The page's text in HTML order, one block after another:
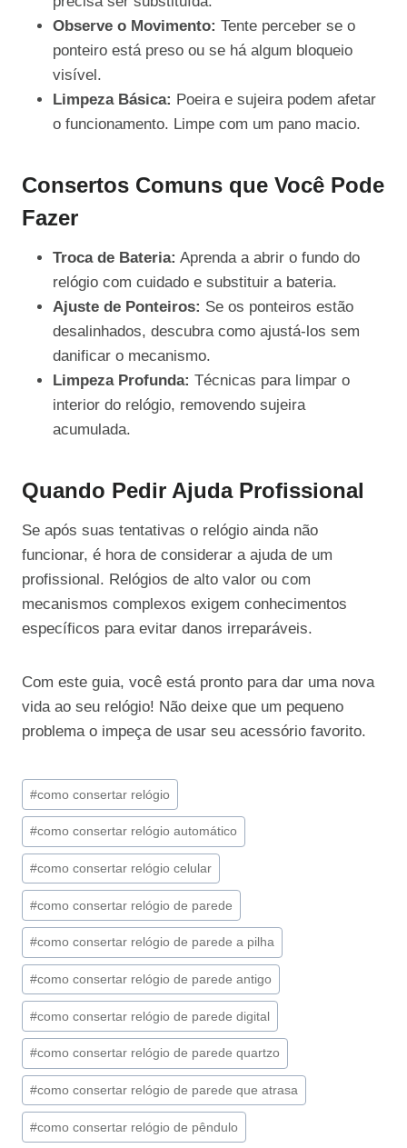
Observe o Movimento: Tente perceber se o
ponteiro está preso ou se há algum bloqueio
visível.
Limpeza Básica: Poeira e sujeira podem afetar
o funcionamento. Limpe com um pano macio.
Consertos Comuns que Você Pode
Fazer
Troca de Bateria: Aprenda a abrir o fundo do
relógio com cuidado e substituir a bateria.
Ajuste de Ponteiros: Se os ponteiros estão
desalinhados, descubra como ajustá-los sem
danificar o mecanismo.
Limpeza Profunda: Técnicas para limpar o
interior do relógio, removendo sujeira
acumulada.
Quando Pedir Ajuda Profissional
Se após suas tentativas o relógio ainda não
funcionar, é hora de considerar a ajuda de um
profissional. Relógios de alto valor ou com
mecanismos complexos exigem conhecimentos
específicos para evitar danos irreparáveis.
Com este guia, você está pronto para dar uma nova
vida ao seu relógio! Não deixe que um pequeno
problema o impeça de usar seu acessório favorito.
Tags
do
Post:
#como consertar relógio
#como consertar relógio automático
#como consertar relógio celular
#como consertar relógio de parede
#como consertar relógio de parede a pilha
#como consertar relógio de parede antigo
#como consertar relógio de parede digital
#como consertar relógio de parede quartzo
#como consertar relógio de parede que atrasa
#como consertar relógio de pêndulo